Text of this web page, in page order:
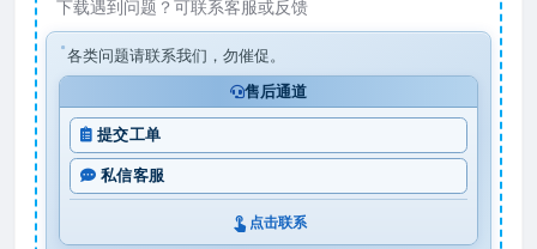
下载遇到问题？可联系客服或反馈
各类问题请联系我们，勿催促。
售后通道
提交工单
私信客服
点击联系